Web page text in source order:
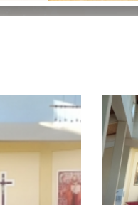
Mszy
Pierwsza
Mszy Świętej
sobotnie
Roraty - w dni